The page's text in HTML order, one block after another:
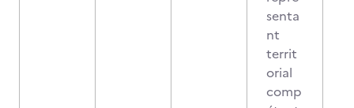
senta
nt
territ
orial
comp